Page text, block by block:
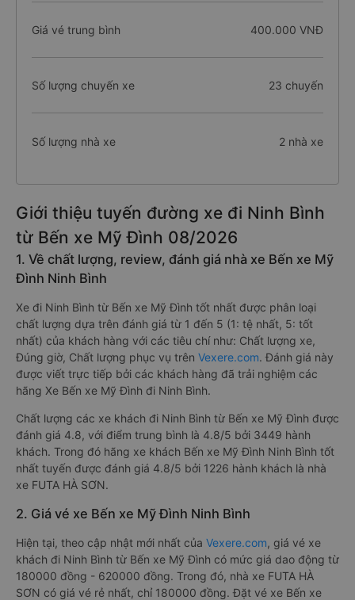
Giá vé trung bình 400.000 VNĐ
Số lượng chuyến xe 23 chuyến
Số lượng nhà xe 2 nhà xe
Giới thiệu tuyến đường xe đi Ninh Bình
từ Bến xe Mỹ Đình 08/2026
1. Về chất lượng, review, đánh giá nhà xe Bến xe Mỹ
Đình Ninh Bình
Xe đi Ninh Bình từ Bến xe Mỹ Đình tốt nhất được phân loại
chất lượng dựa trên đánh giá từ 1 đến 5 (1: tệ nhất, 5: tốt
nhất) của khách hàng với các tiêu chí như: Chất lượng xe,
Đúng giờ, Chất lượng phục vụ trên Vexere.com. Đánh giá này
được viết trực tiếp bởi các khách hàng đã trải nghiệm các
hãng Xe Bến xe Mỹ Đình đi Ninh Bình.
Chất lượng các xe khách đi Ninh Bình từ Bến xe Mỹ Đình được
đánh giá 4.8, với điểm trung bình là 4.8/5 bởi 3449 hành
khách. Trong đó hãng xe khách Bến xe Mỹ Đình Ninh Bình tốt
nhất tuyến được đánh giá 4.8/5 bởi 1226 hành khách là nhà
xe FUTA HÀ SƠN.
2. Giá vé xe Bến xe Mỹ Đình Ninh Bình
Hiện tại, theo cập nhật mới nhất của Vexere.com, giá vé xe
khách đi Ninh Bình từ Bến xe Mỹ Đình có mức giá dao động từ
180000 đồng - 620000 đồng. Trong đó, nhà xe FUTA HÀ
SƠN có giá vé rẻ nhất, chỉ 180000 đồng. Đặt vé xe Bến xe